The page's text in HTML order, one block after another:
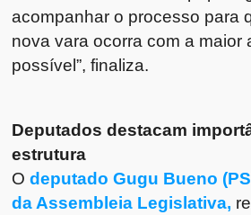
acompanhar o processo para
nova vara ocorra com a maior
possível”, finaliza.
Deputados destacam
estrutura
Odeputado Gugu Bueno
da Assembleia Legislativa,